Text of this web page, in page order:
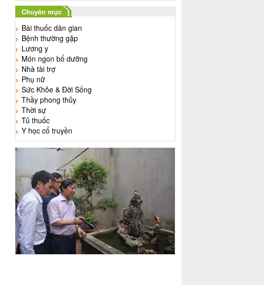
Chuyên mục
Bài thuốc dân gian
Bệnh thường gặp
Lương y
Món ngon bổ dưỡng
Nhà tài trợ
Phụ nữ
Sức Khỏe & Đời Sống
Thầy phong thủy
Thời sự
Tủ thuốc
Y học cổ truyền